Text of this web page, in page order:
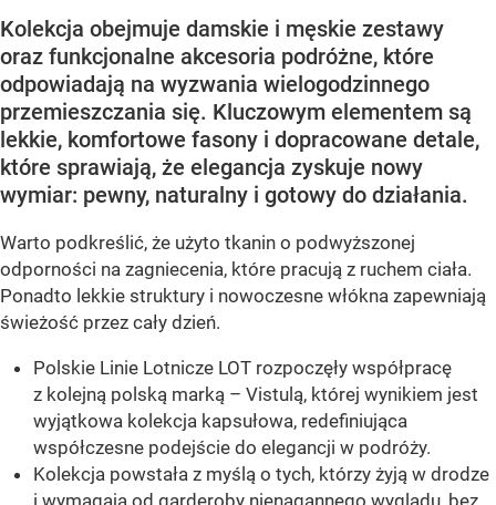
Kolekcja obejmuje damskie i męskie zestawy
oraz funkcjonalne akcesoria podróżne, które
odpowiadają na wyzwania wielogodzinnego
przemieszczania się. Kluczowym elementem są
lekkie, komfortowe fasony i dopracowane detale,
które sprawiają, że elegancja zyskuje nowy
wymiar: pewny, naturalny i gotowy do działania.
Warto podkreślić, że użyto tkanin o podwyższonej
odporności na zagniecenia, które pracują z ruchem ciała.
Ponadto lekkie struktury i nowoczesne włókna zapewniają
świeżość przez cały dzień.
Polskie Linie Lotnicze LOT rozpoczęły współpracę
z kolejną polską marką – Vistulą, której wynikiem jest
wyjątkowa kolekcja kapsułowa, redefiniująca
współczesne podejście do elegancji w podróży.
Kolekcja powstała z myślą o tych, którzy żyją w drodze